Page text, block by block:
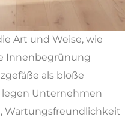
Art und Weise, wie
Innenbegrünung
als bloße
legen Unternehmen
Wartungsfreundlichkeit